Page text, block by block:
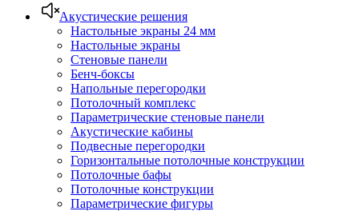
Акустические решения
Настольные экраны 24 мм
Настольные экраны
Стеновые панели
Бенч-боксы
Напольные перегородки
Потолочный комплекс
Параметрические стеновые панели
Акустические кабины
Подвесные перегородки
Горизонтальные потолочные конструкции
Потолочные бафы
Потолочные конструкции
Параметрические фигуры